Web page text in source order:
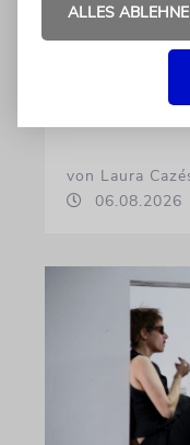
Es gibt
Die
von Laura
06.08.2026
ALLES